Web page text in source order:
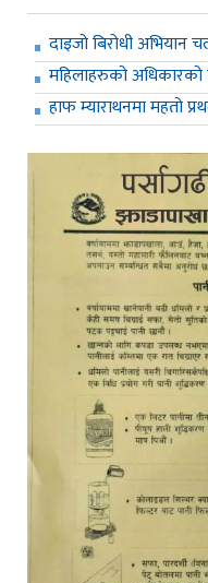
दाइजो बिरोधी अभियान
महिलाहरुको अधिकारको
हाफ म्याराथनमा महतो